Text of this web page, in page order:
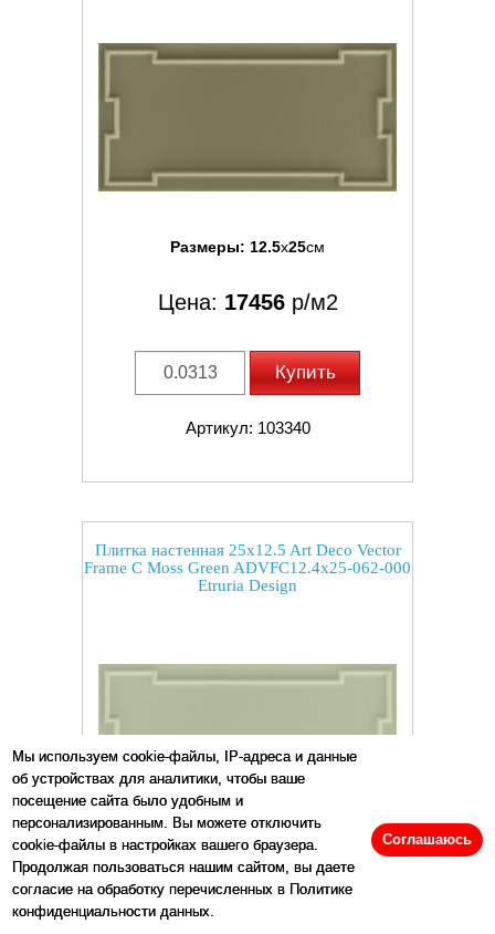
Мы используем cookie-файлы, IP-адреса и данные
об устройствах для аналитики, чтобы ваше
посещение сайта было удобным и
персонализированным. Вы можете отключить
cookie-файлы в настройках вашего браузера.
Продолжая пользоваться нашим сайтом, вы даете
согласие на обработку перечисленных в Политике
конфиденциальности данных.
Соглашаюсь
Размеры: 12.5x25см
Цена: 17456р/м2
Купить
Артикул: 103340
Плитка настенная 25x12.5 Art Deco Vector
Frame C Moss Green ADVFC12.4x25-062-000
Etruria Design
Размеры:12.5x 25см
Цена: